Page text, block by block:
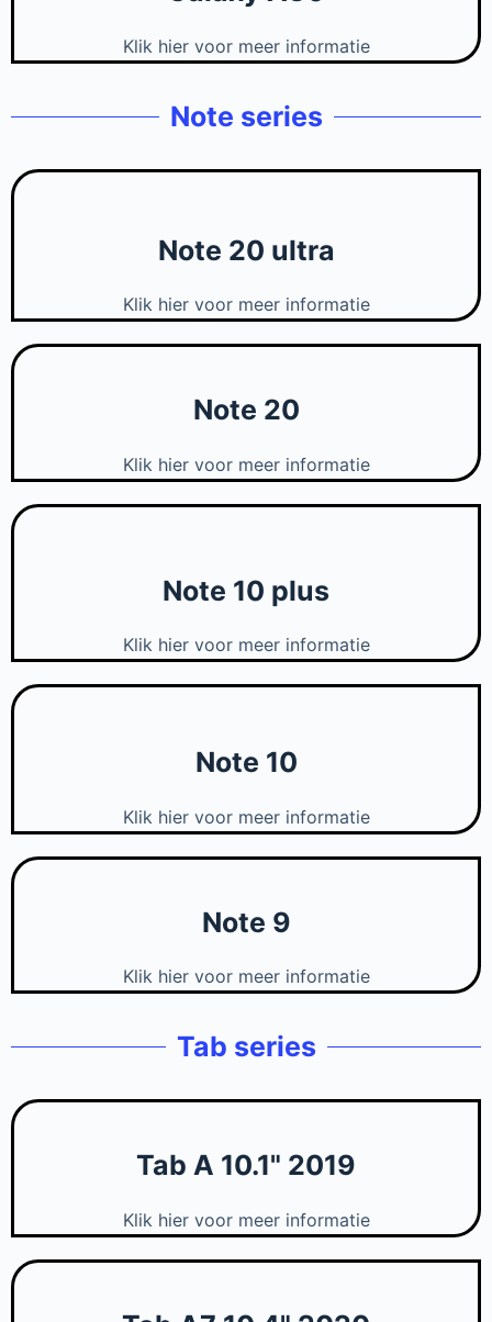
Klik hier voor meer informatie
Note series
Note 20 ultra
Klik hier voor meer informatie
Note 20
Klik hier voor meer informatie
Note 10 plus
Klik hier voor meer informatie
Note 10
Klik hier voor meer informatie
Note 9
Klik hier voor meer informatie
Tab series
Tab A 10.1" 2019
Klik hier voor meer informatie